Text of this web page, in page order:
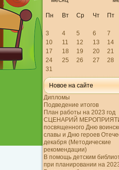
Пн Вт Ср Чт Пт
3
4 5 6 7
10
11 12 13 14
17
18 19 20 21
24
25 26 27 28
31
Новое на сайте
Дипломы
Подведение итогов
План работы на 2023 год
СЦЕНАРИЙ
посвященного Дню
славы и Дню героев
декабря (Методические
рекомендации)
В помощь детским
при планировании на